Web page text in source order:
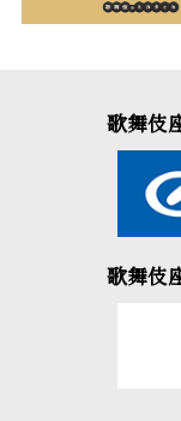
歌舞伎
歌舞伎